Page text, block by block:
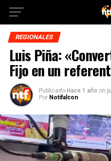
REGIONALES
Luis Piña:
Fijo en un
Publicado Hace 1 año on
Por Notifalcon